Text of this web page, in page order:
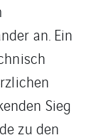
an. Ein
Sieg
zu den